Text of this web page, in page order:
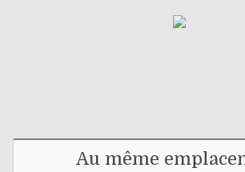
Au même